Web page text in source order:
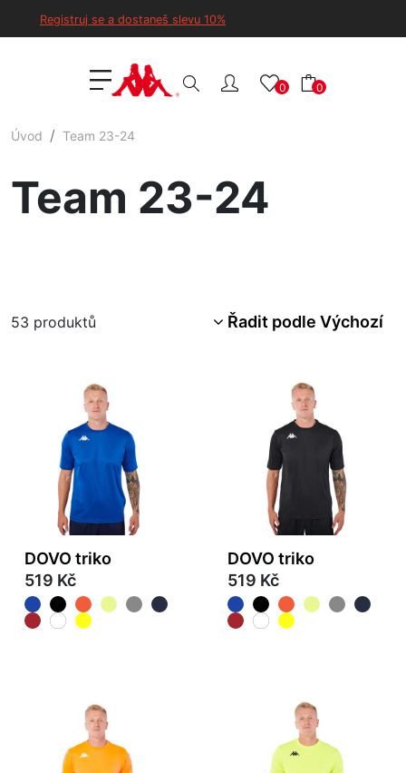
Registruj se a dostaneš slevu 10%
0 0
Úvod Team 23-24
Team 23-24
53 produktů Řadit podle Výchozí
DOVO triko
519 Kč
DOVO triko
519 Kč